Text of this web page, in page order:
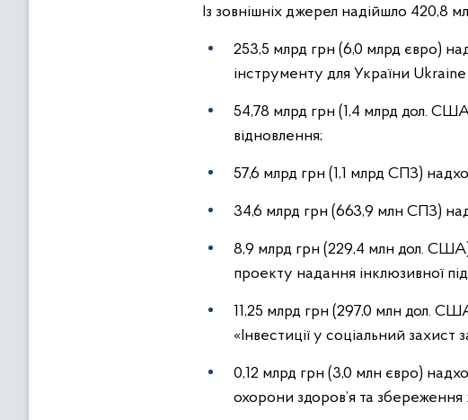
Із зовнішніх джерел надійшло 420,8
253,5 млрд грн (6,0 млрд євро)
інструменту для України
54,78 млрд грн (1,4 млрд дол.
відновлення;
57,6 млрд грн (1,1 млрд СПЗ)
34,6 млрд грн (663,9 млн СПЗ)
8,9 млрд грн (229,4 млн дол.
проекту надання інклюзивної
11,25 млрд грн (297,0 млн дол.
«Інвестиції у соціальний захист
0,12 млрд грн (3,0 млн євро)
охорони здоров’я та збереження